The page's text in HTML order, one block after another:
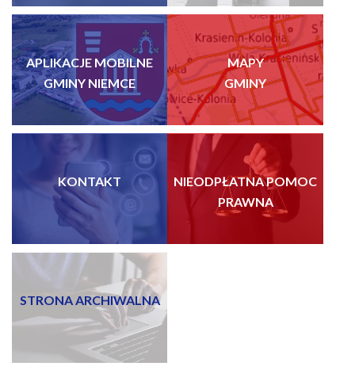
APLIKACJE MOBILNE
GMINY NIEMCE
MAPY
GMINY
KONTAKT
NIEODPŁATNA POMOC
PRAWNA
STRONA ARCHIWALNA